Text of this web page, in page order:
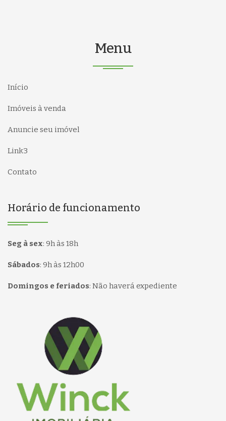
Menu
Início
Imóveis à venda
Anuncie seu imóvel
Link3
Contato
Horário de funcionamento
Seg à sex: 9h às 18h
Sábados: 9h às 12h00
Domingos e feriados: Não haverá expediente
Página inicial